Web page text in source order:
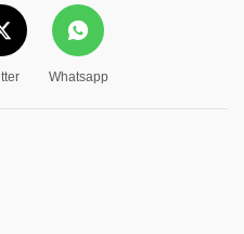
Whatsapp